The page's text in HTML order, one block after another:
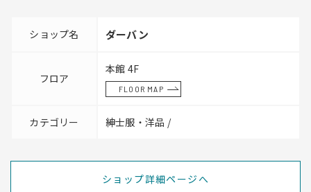
ショップ名 ダーバン
フロア
本館 4F
FLOOR MAP
カテゴリー 紳士服・洋品 /
ショップ詳細ページへ